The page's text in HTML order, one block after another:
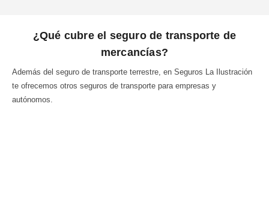
¿Qué cubre el seguro de transporte de
mercancías?
Además del seguro de transporte terrestre, en Seguros La Ilustración
te ofrecemos otros seguros de transporte para empresas y
autónomos.